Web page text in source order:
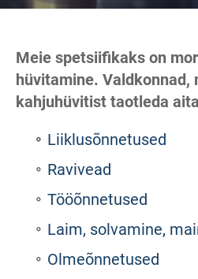
Meie spetsiifikaks on
hüvitamine. Valdkonnad,
kahjuhüvitist taotleda
Liiklusõnnetused
Ravivead
Tööõnnetused
Laim, solvamine,
Olmeõnnetused